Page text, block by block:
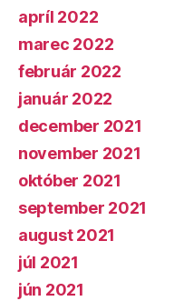
apríl 2022
marec 2022
február 2022
január 2022
december 2021
november 2021
október 2021
september 2021
august 2021
júl 2021
jún 2021